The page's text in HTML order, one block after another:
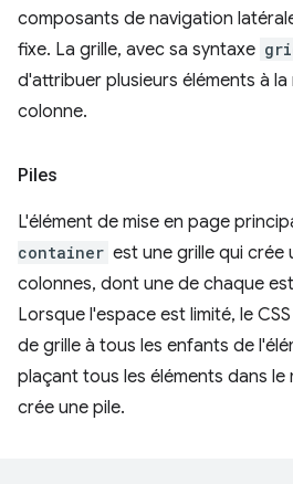
composants de navigation
fixe. La grille, avec sa syntaxe
d'attribuer plusieurs éléments à la
colonne.
Piles
L'élément de mise en page
container est une grille qui crée
colonnes, dont une de chaque
Lorsque l'espace est limité, le
de grille à tous les enfants de
plaçant tous les éléments dans le
crée une pile.